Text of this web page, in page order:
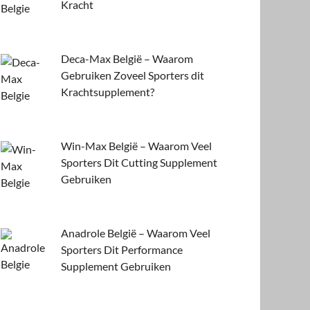
Kracht
Deca-Max België – Waarom
Gebruiken Zoveel Sporters dit
Krachtsupplement?
Win-Max België – Waarom Veel
Sporters Dit Cutting Supplement
Gebruiken
Anadrole België – Waarom Veel
Sporters Dit Performance
Supplement Gebruiken